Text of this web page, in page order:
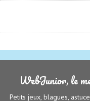
WebJunior, le
Petits jeux, blagues,